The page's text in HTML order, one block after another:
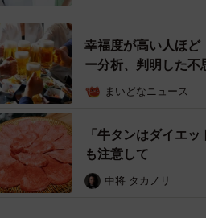
幸福度が高い人ほ
ー分析、判明した不
まいどなニュース
「牛タンはダイエ
も注意して
中将 タカノリ